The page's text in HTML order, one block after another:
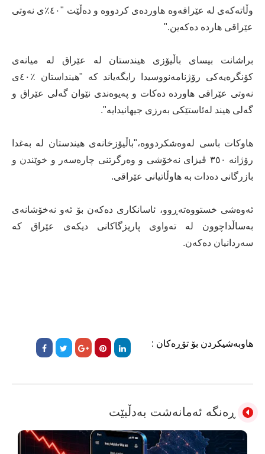
وڵاتەکەی لە عێراقەوە هاوردەی کردووە و دەڵێت "٤٠٪ی نەوتی
عێراقی هاردە دەکەین."
براشانت بیسای باڵیۆزی هیندستان لە عێراق لە میانەی
کۆنگرەیەکی رۆژنامەنووسیدا رایگەیاند کە "هینداستان ٪٤٠ی
نەوتی عێراقی هاوردە دەکات و پەیوەندی نێوان گەلی عێراق و
گەلی هیند لەئاستێکی بەرزی جیهانیدایە".
هاوکات باسی لەوەشکردووە،"باڵیۆزخانەی هیندستان لە بەغدا
رۆژانە ٣٥٠ ڤیزای نەخۆشی و وەرگرتنی چارەسەر و خوێندن و
بازرگانی دەدات بە هاوڵاتیانی عێراقی.
ئەوەشی خستووەتەڕوو، ئاسانکاری دەکەن بۆ ئەو نەخۆشانەی
بەساڵداچوون لە تەواوی پاریزگاکانی دیکەی عێراق کە
سەردانیان دەکەن.
هاوبەشیکردن بۆ تۆڕەکان :
ڕەنگە ئەمانەشت بەدڵبێت